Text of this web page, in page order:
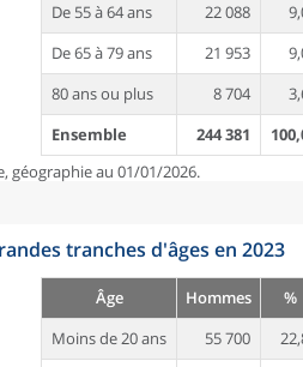
De 55 à 64 ans
22 088
De 65 à 79 ans
21 953
80 ans ou plus
8 704
Ensemble
244 381
géographie au 01/01/2026.
tranches d'âges en 2023
Âge Hommes %
Moins de 20 ans
55 700